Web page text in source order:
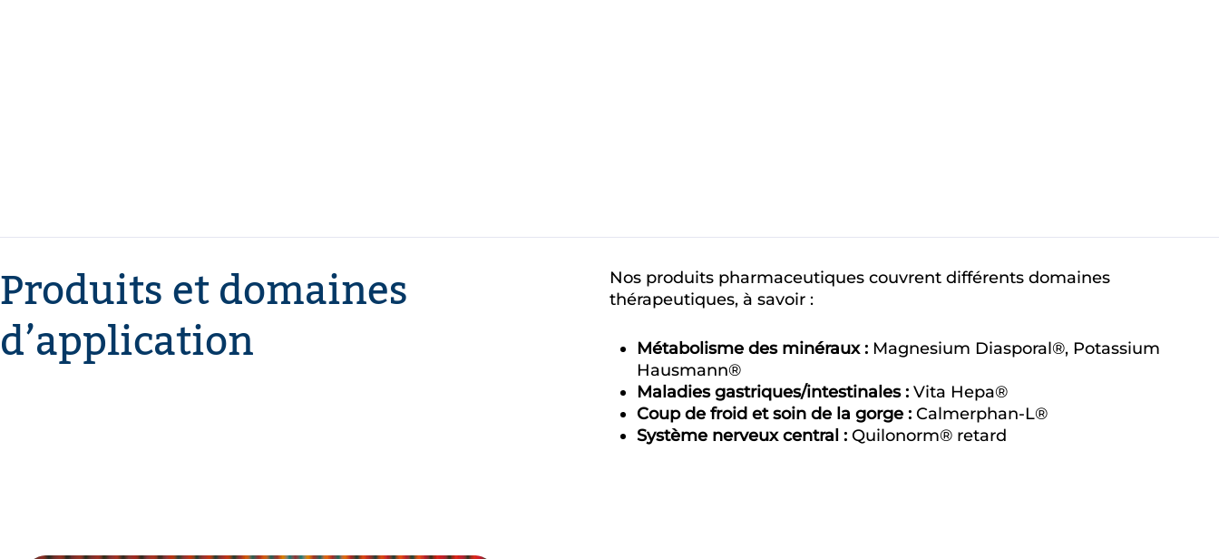
Produits et domaines
d’application
Nos produits pharmaceutiques couvrent différents domaines
thérapeutiques, à savoir :
Métabolisme des minéraux : Magnesium Diasporal®, Potassium
Hausmann®
Maladies gastriques/intestinales : Vita Hepa®
Coup de froid et soin de la gorge : Calmerphan-L®
Système nerveux central : Quilonorm® retard